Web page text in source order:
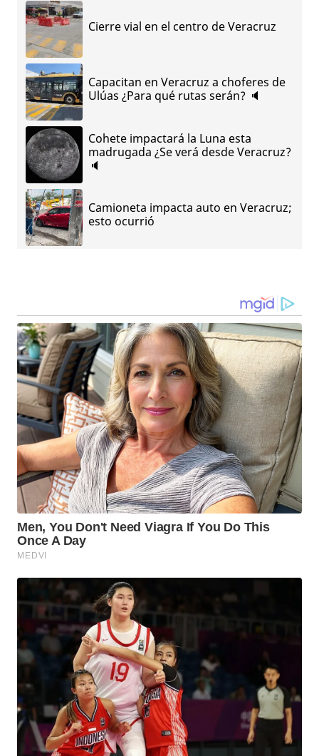
Cierre vial en el centro de Veracruz
Capacitan en Veracruz a choferes de
Ulúas ¿Para qué rutas serán? 🔈
Cohete impactará la Luna esta
madrugada ¿Se verá desde Veracruz?
🔈
Camioneta impacta auto en Veracruz;
esto ocurrió